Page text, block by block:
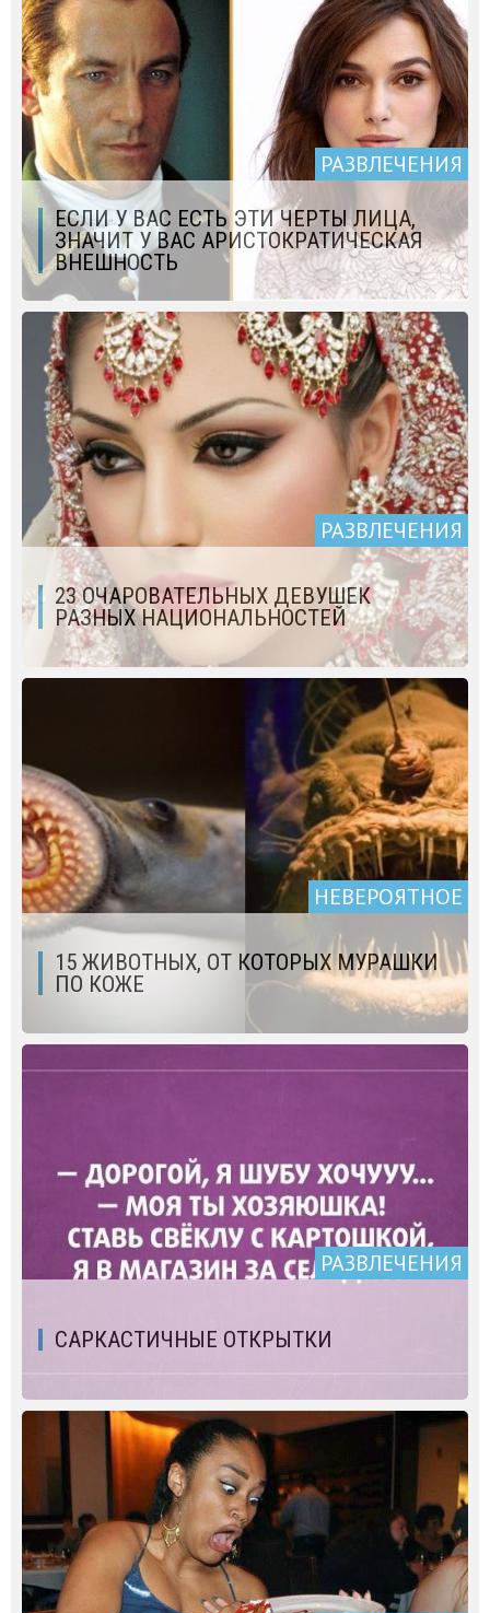
РАЗВЛЕЧЕНИЯ
ЕСЛИ У ВАС ЕСТЬ ЭТИ ЧЕРТЫ ЛИЦА,
ЗНАЧИТ У ВАС АРИСТОКРАТИЧЕСКАЯ
ВНЕШНОСТЬ
РАЗВЛЕЧЕНИЯ
23 ОЧАРОВАТЕЛЬНЫХ ДЕВУШЕК
РАЗНЫХ НАЦИОНАЛЬНОСТЕЙ
НЕВЕРОЯТНОЕ
15 ЖИВОТНЫХ, ОТ КОТОРЫХ МУРАШКИ
ПО КОЖЕ
РАЗВЛЕЧЕНИЯ
САРКАСТИЧНЫЕ ОТКРЫТКИ